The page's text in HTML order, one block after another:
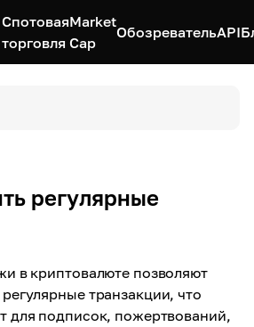
Спотовая
торговля
Market
Cap
ОбозревательAPI
регулярные
в криптовалюте позволяют
транзакции, что
для подписок, пожертвований,